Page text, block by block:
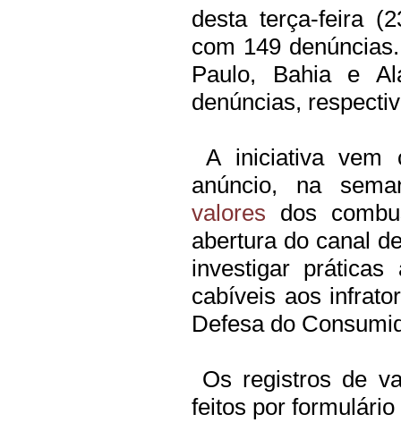
desta terça-feira
com 149
Paulo, Bahia e
denúncias,
A iniciativa vem
anúncio, na
valores dos
abertura do canal
investigar
cabíveis aos
Defesa do
Os registros de
feitos por formulário